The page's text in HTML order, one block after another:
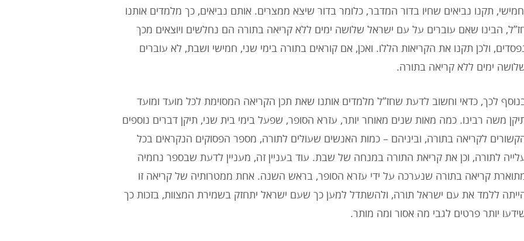
תקנו נביאים שחיו בדור המדבר, כלומר בדור שיצא ממצרים. אותם נביאים, כך מלמדים אותנו
הבינו שאם עוברים על עם ישראל שלושה ימים ללא קריאה בתורה הם נחלשים ויוצאים מכך
ולכן תקנו את הקריאות הללו. ואכן, אם קוראים בתורה בימי שני, חמישי ושבת, לא עוברים
ימים ללא קריאה בתורה.
לכך, כדאי וחשוב לדעת שחז”ל מלמדים אותנו שאת תכן הקריאה המסוימת לכל מועד ומועד
משה רבינו. כמה מאות שנים מאוחר יותר, עזרא הסופר, שפעל בימי בית שני, תיקן דברים נוספים
לקריאה בתורה, וביניהם – כמות האנשים שעולים לתורה, מספר הפסוקים הנקראים בכל
לתורה, וכן את קריאת התורה במנחה של שבת. עוד בעניין זה, מעניין לדעת שבספר נחמיה
קריאה בתורה שנערכה על ידי עזרא הסופר, בראש השנה. אחת ממטרותיה של קריאה זו
ללמד את עם ישראל תורה, ולהשתדל למען כך שעם ישראל יתחזק בשמירת המצוות, בזכות כך
יותר פרטים לגבי מה אסור ומה מותר.